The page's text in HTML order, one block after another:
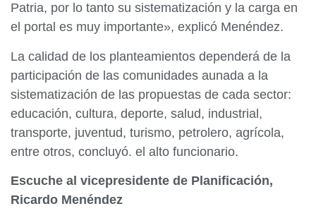
Patria, por lo tanto su sistematización y la carga en
el portal es muy importante», explicó Menéndez.
La calidad de los planteamientos dependerá de la
participación de las comunidades aunada a la
sistematización de las propuestas de cada sector:
educación, cultura, deporte, salud, industrial,
transporte, juventud, turismo, petrolero, agrícola,
entre otros, concluyó. el alto funcionario.
Escuche al vicepresidente de Planificación,
Ricardo Menéndez